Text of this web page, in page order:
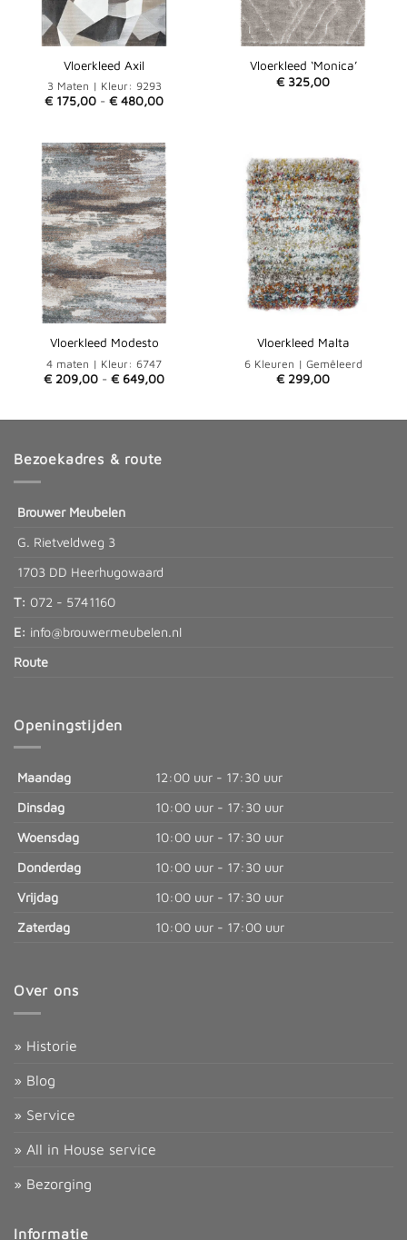
Vloerkleed Axil
3 Maten | Kleur: 9293
€ 175,00 - € 480,00Prijsklasse:
Vloerkleed ‘Monica’
€ 325,00
Vloerkleed Modesto
4 maten | Kleur: 6747
€ 209,00 - € 649,00Prijsklasse:
Vloerkleed Malta
6 Kleuren | Gemêleerd
€ 299,00
Bezoekadres & route
Brouwer Meubelen
G. Rietveldweg 3
1703 DD Heerhugowaard
T: 072 - 5741160
E: info@brouwermeubelen.nl
Route
Openingstijden
Maandag
12:00 uur - 17:30 uur
Dinsdag
10:00 uur - 17:30 uur
Woensdag
10:00 uur - 17:30 uur
Donderdag
10:00 uur - 17:30 uur
Vrijdag
10:00 uur - 17:30 uur
Zaterdag
10:00 uur - 17:00 uur
Over ons
» Historie
» Blog
» Service
» All in House service
» Bezorging
Informatie